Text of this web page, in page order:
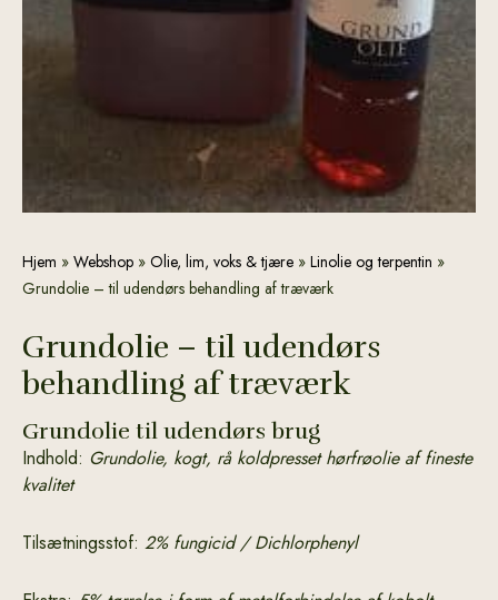
Hjem » Webshop » Olie, lim, voks & tjære » Linolie og terpentin »
Grundolie – til udendørs behandling af træværk
Grundolie – til udendørs
behandling af træværk
Grundolie til udendørs brug
Indhold: Grundolie, kogt, rå koldpresset hørfrøolie af fineste
kvalitet
Tilsætningsstof: 2% fungicid / Dichlorphenyl
Grundolie
-
udendørs
behandling
af
træværk
antal